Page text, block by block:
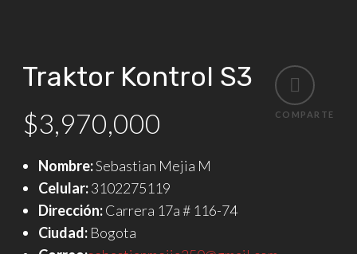
COMPARTE
Traktor Kontrol S3
$3,970,000
Nombre:Sebastian Mejia M
Celular:3102275119
Dirección:Carrera 17a # 116-74
Ciudad: Bogota